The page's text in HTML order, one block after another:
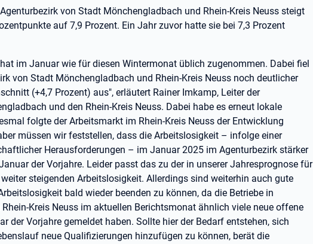
von Stadt Mönchengladbach und Rhein-Kreis Neuss steigt
auf 7,9 Prozent. Ein Jahr zuvor hatte sie bei 7,3 Prozent
im Januar wie für diesen Wintermonat üblich zugenommen. Dabei fiel
von Stadt Mönchengladbach und Rhein-Kreis Neuss noch deutlicher
(+4,7 Prozent) aus", erläutert Rainer Imkamp, Leiter der
und den Rhein-Kreis Neuss. Dabei habe es erneut lokale
folgte der Arbeitsmarkt im Rhein-Kreis Neuss der Entwicklung
müssen wir feststellen, dass die Arbeitslosigkeit – infolge einer
Herausforderungen – im Januar 2025 im Agenturbezirk stärker
der Vorjahre. Leider passt das zu der in unserer Jahresprognose für
steigenden Arbeitslosigkeit. Allerdings sind weiterhin auch gute
bald wieder beenden zu können, da die Betriebe in
Kreis Neuss im aktuellen Berichtsmonat ähnlich viele neue offene
der Vorjahre gemeldet haben. Sollte hier der Bedarf entstehen, sich
neue Qualifizierungen hinzufügen zu können, berät die